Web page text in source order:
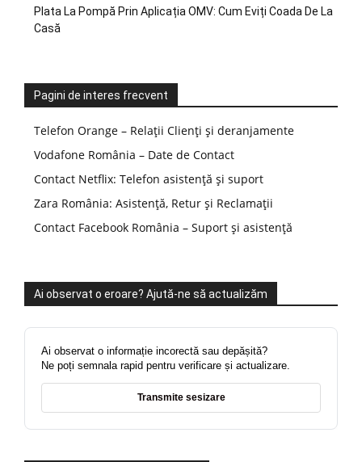
Plata La Pompă Prin Aplicația OMV: Cum Eviți Coada De La
Casă
Pagini de interes frecvent
Telefon Orange – Relații Clienți și deranjamente
Vodafone România – Date de Contact
Contact Netflix: Telefon asistență și suport
Zara România: Asistență, Retur și Reclamații
Contact Facebook România – Suport și asistență
Ai observat o eroare? Ajută-ne să actualizăm
Ai observat o informație incorectă sau depășită?
Ne poți semnala rapid pentru verificare și actualizare.
Transmite sesizare